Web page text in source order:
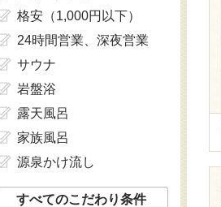
格安（1,000円以下）
24時間営業、深夜営業
サウナ
岩盤浴
露天風呂
家族風呂
源泉かけ流し
すべてのこだわり条件